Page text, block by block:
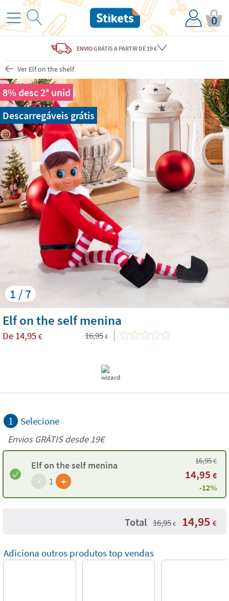
0
ENVIOGRÁTIS A PARTIR DE 19 €
Ver Elf on the shelf
1 / 7
8% desc 2ª unid
Descarregáveis grátis
Elf on the self menina
De 14,95 € 16,95 €
1 Selecione
Envios GRÁTIS desde 19€
Elf on the self menina
- 1 +
16,95€
14,95 €
-12%
Total 16,95 € 14,95 €
Adiciona outros produtos top vendas